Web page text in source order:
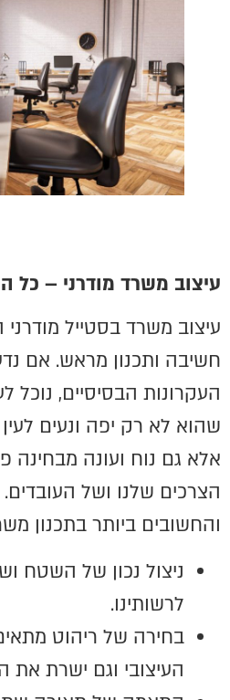
עיצוב משרד מודרני – כל
עיצוב משרד בסטייל
חשיבה ותכנון מראש. אם
העקרונות הבסיסיים, נוכל
שהוא לא רק יפה ונעים
אלא גם נוח ועונה מבחינה
הצרכים שלנו ושל
והחשובים ביותר בתכנון
ניצול נכון של השטח
לרשותינו.
בחירה של ריהוט
העיצובי וגם ישרת את